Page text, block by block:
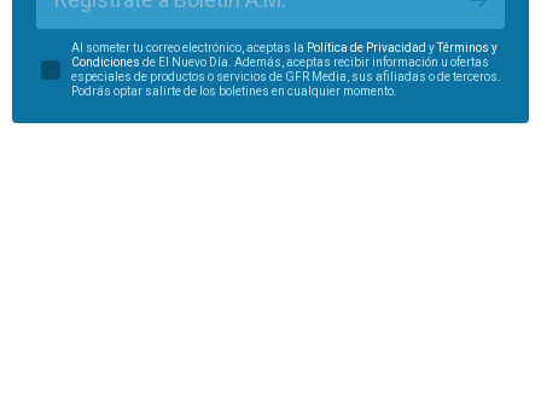
Al someter tu correo electrónico, aceptas la Política de Privacidad y
Términos y
Condiciones de El Nuevo Día. Además, aceptas recibir información u ofertas
especiales de productos o servicios de GFR Media, sus afiliadas o de terceros.
Podrás optar salirte de los boletines en cualquier momento.